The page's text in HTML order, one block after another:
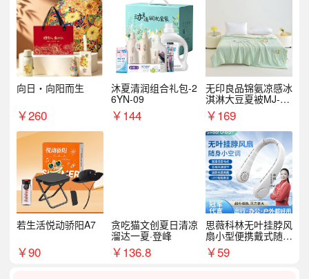
向日・向阳而生
￥260
沐夏清润组合礼包-2
6YN-09
￥144
无印良品锦氨凉感冰
淇淋大豆夏被MJ-B2
025-0193
￥169
若生活悦动骄阳A7
￥90
贪吃猫文创夏日清凉
溜达一夏·登峰
￥136.8
思薇科林无叶挂脖风
扇小型便携戴式随身
挂脖子降温神器
￥59